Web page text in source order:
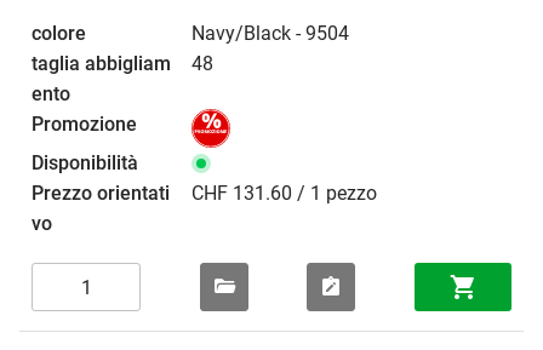
Navy/Black - 9504
48
CHF 131.60 / 1 pezzo